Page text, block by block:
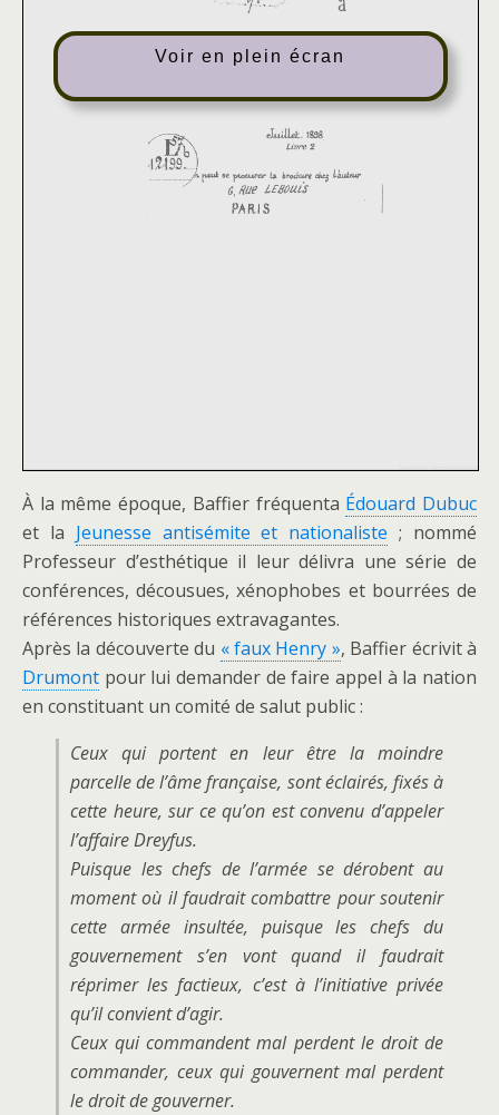
Voir en plein écran
À la même époque, Baffier fréquenta Édouard Dubuc
et la Jeunesse antisémite et nationaliste ; nommé
Professeur d’esthétique il leur délivra une série de
conférences, décousues, xénophobes et bourrées de
références historiques extravagantes.
Après la découverte du « faux Henry », Baffier écrivit à
Drumont pour lui demander de faire appel à la nation
en constituant un comité de salut public :
Ceux qui portent en leur être la moindre
parcelle de l’âme française, sont éclairés, fixés à
cette heure, sur ce qu’on est convenu d’appeler
l’affaire Dreyfus.
Puisque les chefs de l’armée se dérobent au
moment où il faudrait combattre pour soutenir
cette armée insultée, puisque les chefs du
gouvernement s’en vont quand il faudrait
réprimer les factieux, c’est à l’initiative privée
qu’il convient d’agir.
Ceux qui commandent mal perdent le droit de
commander, ceux qui gouvernent mal perdent
le droit de gouverner.